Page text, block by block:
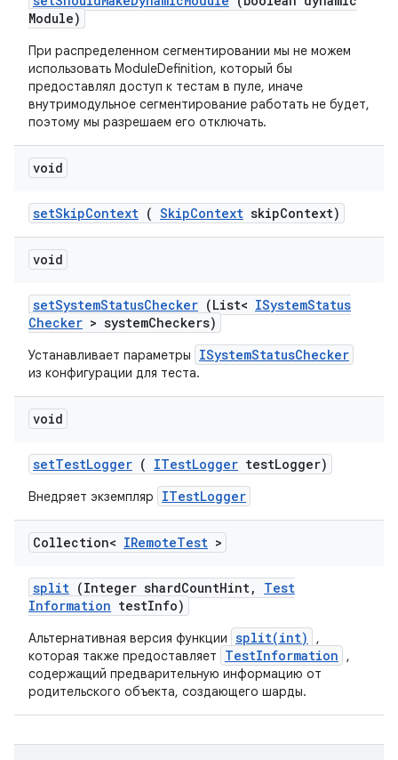
Module)
При распределенном сегментировании мы не можем
использовать ModuleDefinition, который бы
предоставлял доступ к тестам в пуле, иначе
внутримодульное сегментирование работать не будет,
поэтому мы разрешаем его отключать.
void
setSkipContext ( SkipContext skipContext)
void
setSystemStatusChecker (List< ISystemStatus
Checker > systemCheckers)
Устанавливает параметры ISystemStatusChecker
из конфигурации для теста.
void
setTestLogger ( ITestLogger testLogger)
Внедряет экземпляр ITestLogger
Collection< IRemoteTest >
split (Integer shardCountHint,
Test
Information testInfo)
Альтернативная версия функции split(int)
,
которая также предоставляет
TestInformation
,
содержащий предварительную информацию от
родительского объекта, создающего шарды.